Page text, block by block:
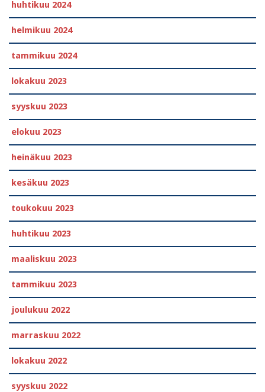
huhtikuu 2024
helmikuu 2024
tammikuu 2024
lokakuu 2023
syyskuu 2023
elokuu 2023
heinäkuu 2023
kesäkuu 2023
toukokuu 2023
huhtikuu 2023
maaliskuu 2023
tammikuu 2023
joulukuu 2022
marraskuu 2022
lokakuu 2022
syyskuu 2022